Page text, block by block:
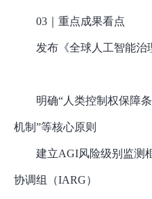
03｜重点成果看点
发布《全球人工智能治
明确“人类控制权保障
机制”等核心原则
建立AGI风险级别监测
协调组（IARG）